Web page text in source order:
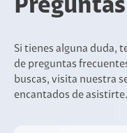
Si tienes alguna duda,
de preguntas
buscas, visita nuestra
encantados de asistirte.